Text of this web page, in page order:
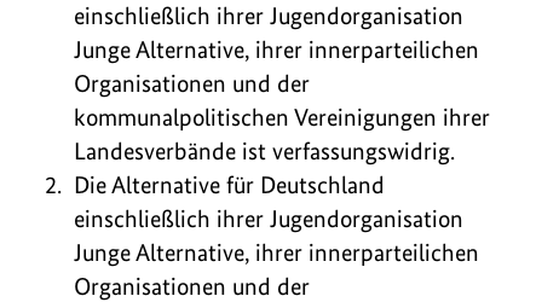
einschließlich ihrer Jugendorganisation
Junge Alternative, ihrer innerparteilichen
Organisationen und der
kommunalpolitischen Vereinigungen ihrer
Landesverbände ist verfassungswidrig.
Die Alternative für Deutschland
einschließlich ihrer Jugendorganisation
Junge Alternative, ihrer innerparteilichen
Organisationen und der